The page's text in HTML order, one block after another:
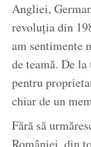
Angliei,
revoluția din
am sentimente
de teamă. De
pentru
chiar de un
Fără să